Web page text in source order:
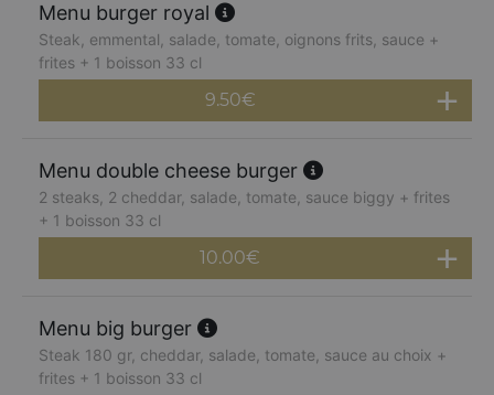
Menu burger royal
Steak, emmental, salade, tomate, oignons frits, sauce +
frites + 1 boisson 33 cl
9.50€
Menu double cheese burger
2 steaks, 2 cheddar, salade, tomate, sauce biggy + frites
+ 1 boisson 33 cl
10.00€
Menu big burger
Steak 180 gr, cheddar, salade, tomate, sauce au choix +
frites + 1 boisson 33 cl